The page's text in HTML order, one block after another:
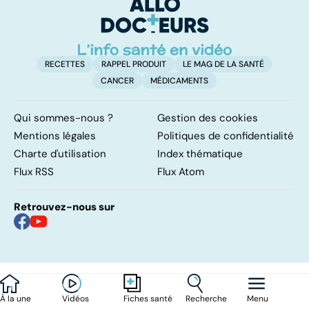
À la une Vidéos Fiches santé Recherche Menu
incurable
RECETTES RAPPEL PRODUIT
LE MAG DE LA SANTÉ
CANCER
MÉDICAMENTS
Qui sommes-nous ?
Gestion des cookies
Mentions légales
Politiques de confidentialité
Charte d'utilisation
Index thématique
Flux RSS
Flux Atom
Retrouvez-nous sur